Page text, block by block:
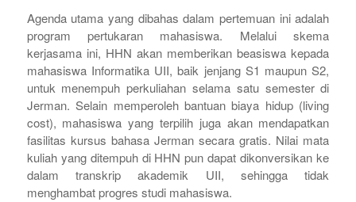
Agenda utama yang dibahas dalam pertemuan ini adalah
program pertukaran mahasiswa. Melalui skema
kerjasama ini, HHN akan memberikan beasiswa kepada
mahasiswa Informatika UII, baik jenjang S1 maupun S2,
untuk menempuh perkuliahan selama satu semester di
Jerman. Selain memperoleh bantuan biaya hidup (living
cost), mahasiswa yang terpilih juga akan mendapatkan
fasilitas kursus bahasa Jerman secara gratis. Nilai mata
kuliah yang ditempuh di HHN pun dapat dikonversikan ke
dalam transkrip akademik UII, sehingga tidak
menghambat progres studi mahasiswa.